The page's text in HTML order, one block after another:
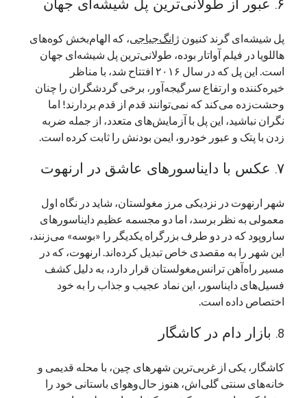
۶. عبور از طولانی‌ترین پل شیشه‌ای جهان
پل شیشه‌ای گرند کنیون ژانگ‌جیاجی، که الهام‌بخش کوه‌های
هاللویا در فیلم آواتار بوده، طولانی‌ترین پل شیشه‌ای جهان
است. این پل که در سال ۲۰۱۶ افتتاح شد، با مناظر
خیره‌کننده و ارتفاع سرگیجه‌آور، برخی گردشگران را چنان
وحشت‌زده می‌کند که نمی‌توانند قدم از قدم بردارند! اما
نگران نباشید، این پل با آزمایش‌های متعدد، از جمله ضربه
زدن با پتک و عبور خودرو، ایمن بودنش را ثابت کرده است.
۷. عکس با دایناسورهای عاشق در ارنهوت
شهر ارنهوت در نزدیکی مرز مغولستان، شاید در نگاه اول
معمولی به نظر برسد، اما دو مجسمه عظیم دایناسورهای
ساروپود که در دو طرف بزرگراه یکدیگر را «بوسه» می‌زنند،
این شهر را به مقصدی خاص تبدیل کرده‌اند. ارنهوت، که در
مسیر راه‌آهن ترانس‌مغولستان قرار دارد، به دلیل کشف
فسیل‌های دایناسور، این نماد عجیب و جذاب را به خود
اختصاص داده است.
8. بازار دام در کاشگار
کاشگار، یکی از غربی‌ترین شهرهای چین، با محله قدیمی و
خانه‌های سنتی گلی‌اش، هنوز حال‌وهوای باستانی خود را